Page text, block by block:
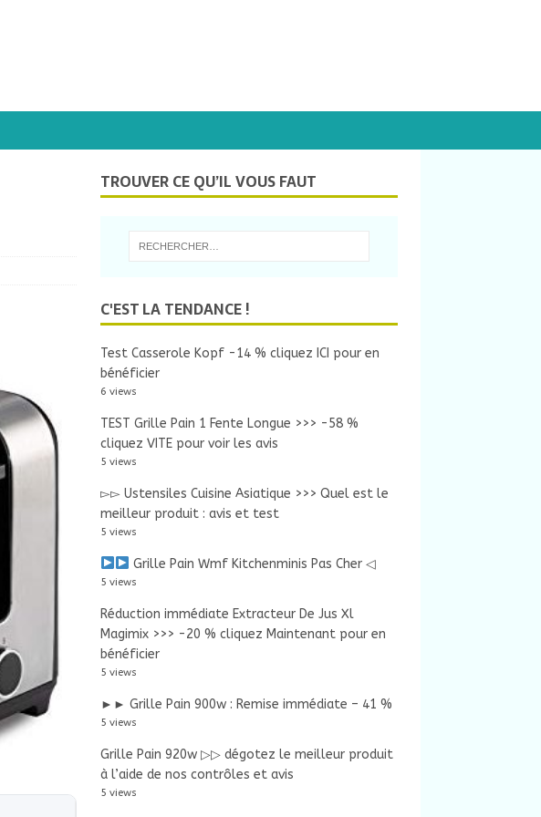
TROUVER CE QU’IL VOUS FAUT
C'EST LA TENDANCE !
Test Casserole Kopf -14 % cliquez ICI pour en
bénéficier
6 views
TEST Grille Pain 1 Fente Longue >>> -58 %
cliquez VITE pour voir les avis
5 views
▻▻ Ustensiles Cuisine Asiatique >>> Quel est le
meilleur produit : avis et test
5 views
Grille Pain Wmf Kitchenminis Pas Cher ◁
5 views
Réduction immédiate Extracteur De Jus Xl
Magimix >>> -20 % cliquez Maintenant pour en
bénéficier
5 views
►► Grille Pain 900w : Remise immédiate – 41 %
5 views
Grille Pain 920w ▷▷ dégotez le meilleur produit
à l’aide de nos contrôles et avis
5 views